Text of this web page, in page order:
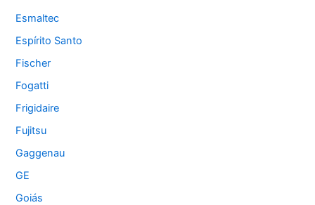
Esmaltec
Espírito Santo
Fischer
Fogatti
Frigidaire
Fujitsu
Gaggenau
GE
Goiás